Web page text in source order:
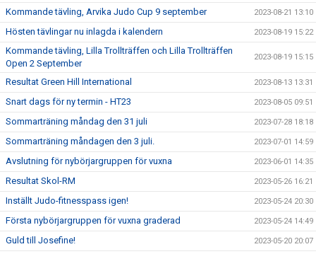
Kommande tävling, Arvika Judo Cup 9 september 2023-08-21 13:10
Hösten tävlingar nu inlagda i kalendern 2023-08-19 15:22
Kommande tävling, Lilla Trollträffen och Lilla Trollträffen
Open 2 September
2023-08-19 15:15
Resultat Green Hill International 2023-08-13 13:31
Snart dags för ny termin - HT23 2023-08-05 09:51
Sommarträning måndag den 31 juli 2023-07-28 18:18
Sommarträning måndagen den 3 juli. 2023-07-01 14:59
Avslutning för nybörjargruppen för vuxna 2023-06-01 14:35
Resultat Skol-RM 2023-05-26 16:21
Inställt Judo-fitnesspass igen! 2023-05-24 20:30
Första nybörjargruppen för vuxna graderad 2023-05-24 14:49
Guld till Josefine! 2023-05-20 20:07